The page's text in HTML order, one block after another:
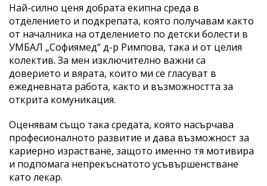
Най-силно ценя добрата екипна среда в
отделението и подкрепата, която получавам както
от началника на отделението по детски болести в
УМБАЛ „Софиямед“ д-р Римпова, така и от целия
колектив. За мен изключително важни са
доверието и вярата, които ми се гласуват в
ежедневната работа, както и възможността за
открита комуникация.
Оценявам също така средата, която насърчава
професионалното развитие и дава възможност за
кариерно израстване, защото именно тя мотивира
и подпомага непрекъснатото усъвършенстване
като лекар.